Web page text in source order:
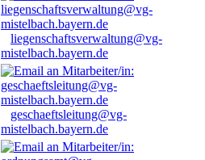
liegenschaftsverwaltung@vg-
mistelbach.bayern.de
geschaeftsleitung@vg-
mistelbach.bayern.de